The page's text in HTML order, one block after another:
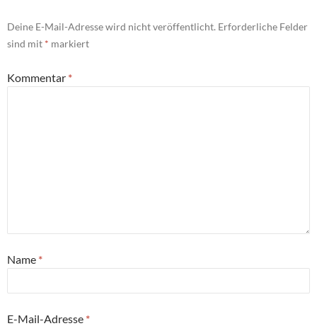
Deine E-Mail-Adresse wird nicht veröffentlicht. Erforderliche Felder
sind mit * markiert
Kommentar *
Name *
E-Mail-Adresse *